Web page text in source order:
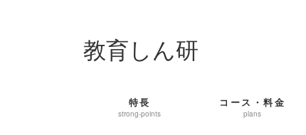
教育しん研
特長
strong-points
コース・料金
plans